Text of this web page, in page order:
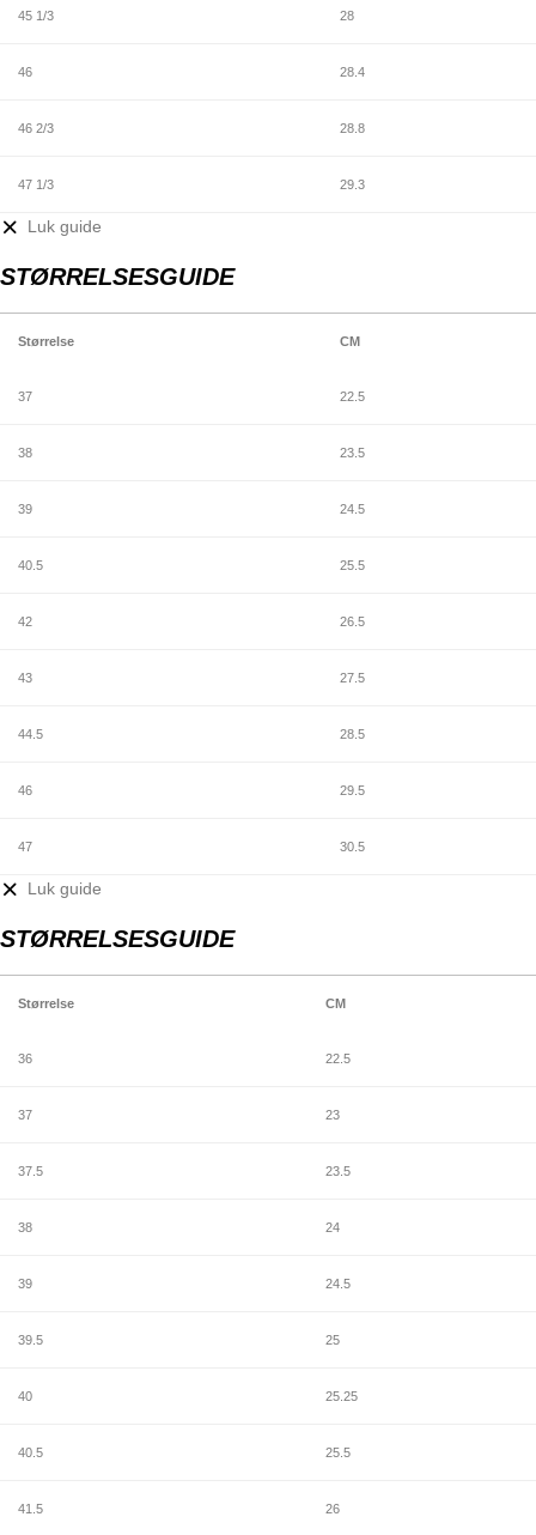
Du har opnået gratis fragt! 🎉
45 1/3 28
46 28.4
46 2/3 28.8
47 1/3 29.3
Luk guide
STØRRELSESGUIDE
Størrelse CM
37 22.5
38 23.5
39 24.5
40.5 25.5
42 26.5
43 27.5
44.5 28.5
46 29.5
47 30.5
Luk guide
STØRRELSESGUIDE
Størrelse CM
36 22.5
37 23
37.5 23.5
38 24
39 24.5
39.5 25
40 25.25
40.5 25.5
41.5 26